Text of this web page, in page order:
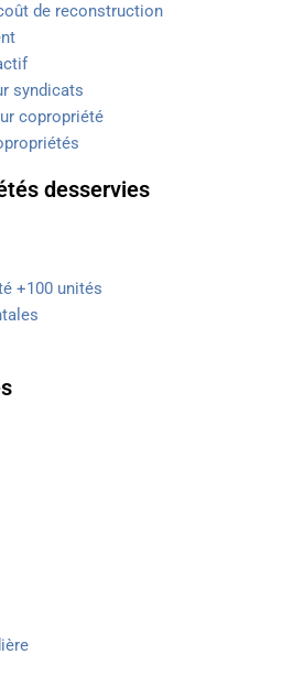
de reconstruction
syndicats
copropriété
desservies
+100 unités